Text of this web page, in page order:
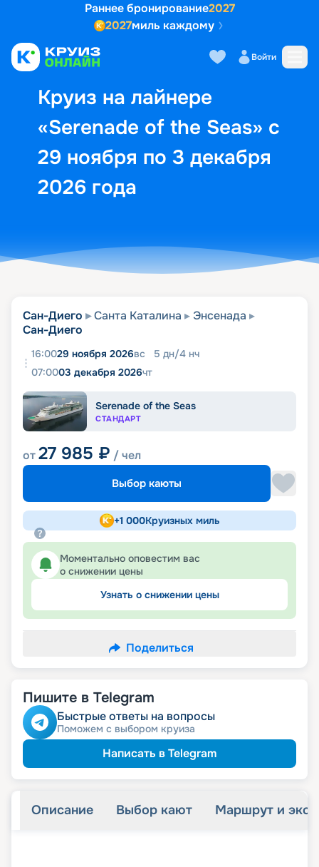
Раннее бронирование2027
2027миль каждому
Войти
Круиз на лайнере
«Serenade of the Seas» с
29 ноября по 3 декабря
2026 года
Выбор кают Маршрут и
Сан-Диего Санта Каталина
Энсенада
Сан-Диего
16:0029 ноября 2026вс 5 дн/4 нч
07:0003 декабря 2026чт
Serenade of the Seas
СТАНДАРТ
от27 985 ₽ / чел
Выбор каюты
+1 000Круизных миль
Моментально оповестим вас
о снижении цены
Узнать о снижении цены
Поделиться
Пишите в Telegram
Быстрые ответы на вопросы
Поможем с выбором круиза
Написать в Telegram
Описание Выбор кают Маршрут и